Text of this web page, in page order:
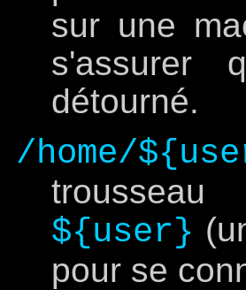
sur une
s'assurer
détourné.
/home/
${user}
pour se